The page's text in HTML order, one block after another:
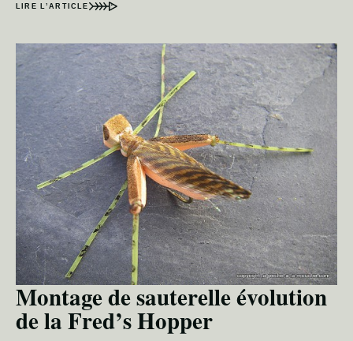
LIRE L’ARTICLE
Montage de sauterelle évolution
de la Fred’s Hopper